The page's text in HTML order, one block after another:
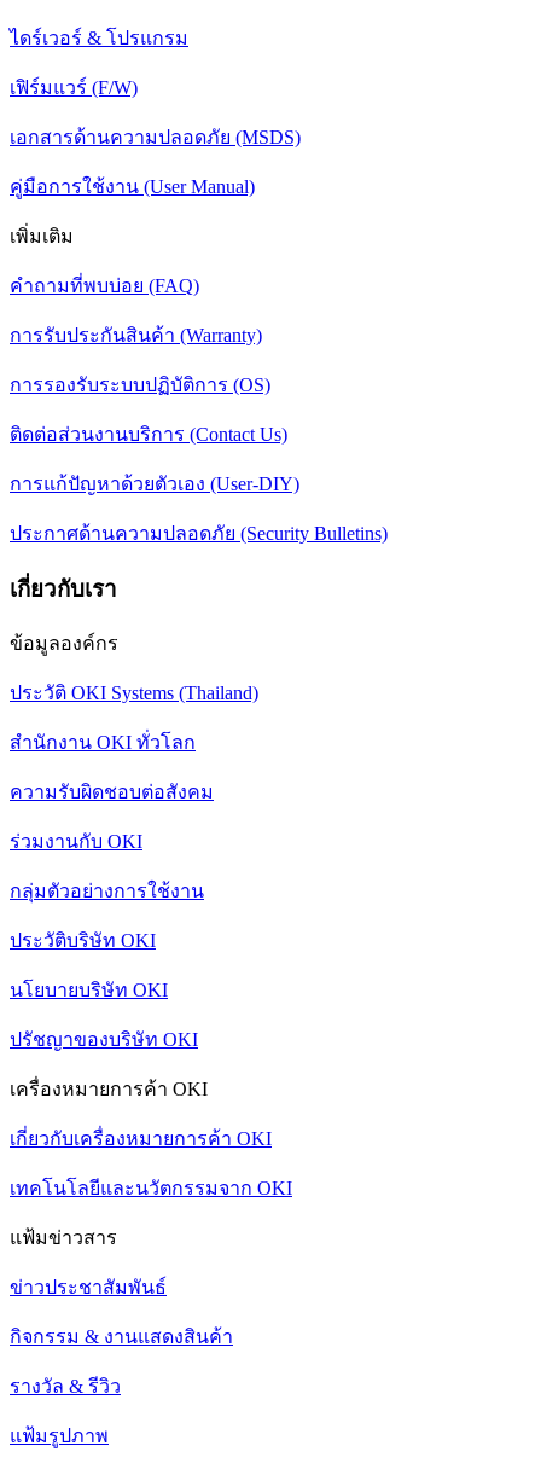
ไดร์เวอร์ & โปรแกรม
เฟิร์มแวร์ (F/W)
เอกสารด้านความปลอดภัย (MSDS)
คู่มือการใช้งาน (User Manual)
เพิ่มเติม
คำถามที่พบบ่อย (FAQ)
การรับประกันสินค้า (Warranty)
การรองรับระบบปฏิบัติการ (OS)
ติดต่อส่วนงานบริการ (Contact Us)
การแก้ปัญหาด้วยตัวเอง (User-DIY)
ประกาศด้านความปลอดภัย (Security Bulletins)
เกี่ยวกับเรา
ข้อมูลองค์กร
ประวัติ OKI Systems (Thailand)
สำนักงาน OKI ทั่วโลก
ความรับผิดชอบต่อสังคม
ร่วมงานกับ OKI
กลุ่มตัวอย่างการใช้งาน
ประวัติบริษัท OKI
นโยบายบริษัท OKI
ปรัชญาของบริษัท OKI
เครื่องหมายการค้า OKI
เกี่ยวกับเครื่องหมายการค้า OKI
เทคโนโลยีและนวัตกรรมจาก OKI
แฟ้มข่าวสาร
ข่าวประชาสัมพันธ์
กิจกรรม & งานแสดงสินค้า
รางวัล & รีวิว
แฟ้มรูปภาพ